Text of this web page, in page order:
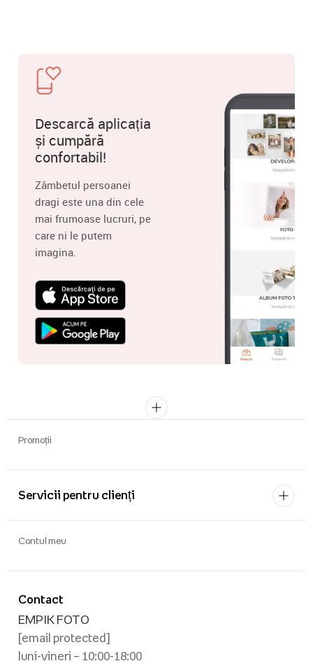
Descarcă aplicația
și cumpără
confortabil!
Zâmbetul persoanei
dragi este una din cele
mai frumoase lucruri, pe
care ni le putem
imagina.
Promoții
Servicii pentru clienți
Contact
EMPIK FOTO
[email protected]
luni-vineri – 10:00-18:00
Contul meu